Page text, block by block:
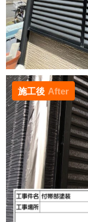
施工後 After